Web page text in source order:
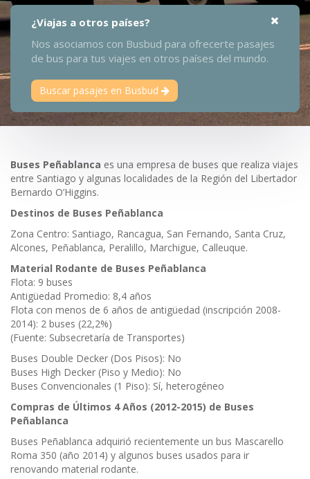
¿Viajas a otros países?
Nos asociamos con Busbud para ofrecerte pasajes
de bus para tus viajes en otros países del mundo.
Buscar pasajes en Busbud
Buses Peñablanca es una empresa de buses que realiza viajes
entre Santiago y algunas localidades de la Región del Libertador
Bernardo O’Higgins.
Destinos de Buses Peñablanca
Zona Centro: Santiago, Rancagua, San Fernando, Santa Cruz,
Alcones, Peñablanca, Peralillo, Marchigue, Calleuque.
Material Rodante de Buses Peñablanca
Flota: 9 buses
Antigüedad Promedio: 8,4 años
Flota con menos de 6 años de antigüedad (inscripción 2008-
2014): 2 buses (22,2%)
(Fuente: Subsecretaría de Transportes)
Buses Double Decker (Dos Pisos): No
Buses High Decker (Piso y Medio): No
Buses Convencionales (1 Piso): Sí, heterogéneo
Compras de Últimos 4 Años (2012-2015) de Buses
Peñablanca
Buses Peñablanca adquirió recientemente un bus Mascarello
Roma 350 (año 2014) y algunos buses usados para ir
renovando material rodante.